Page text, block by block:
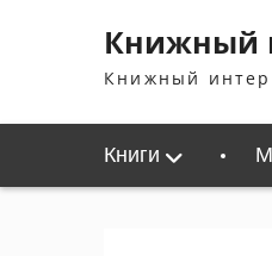
содержимомуКнижный
Книжный
Книги